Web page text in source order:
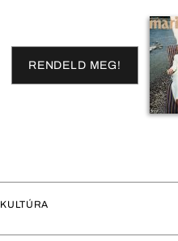
RENDELD MEG!
KULTÚRA